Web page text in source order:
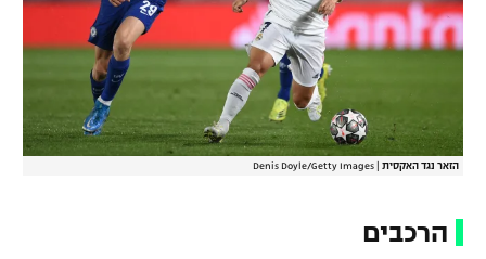
הזאר נגד האקסית Denis Doyle/Getty Images
הרכבים